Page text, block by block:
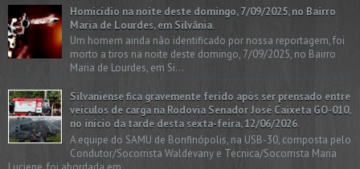
Homicídio na noite deste domingo, 7/09/2025, no Bairro
Maria de Lourdes, em Silvânia.
Um homem ainda não identificado por nossa reportagem, foi
morto a tiros na noite deste domingo, 7/09/2025, no Bairro
Maria de Lourdes, em Si...
Silvaniense fica gravemente ferido após ser prensado entre
veículos de carga na Rodovia Senador José Caixeta GO-010,
no início da tarde desta sexta-feira, 12/06/2026.
A equipe do SAMU de Bonfinópolis, na USB-30, composta pelo
Condutor/Socorrista Waldevany e Técnica/Socorrista Maria